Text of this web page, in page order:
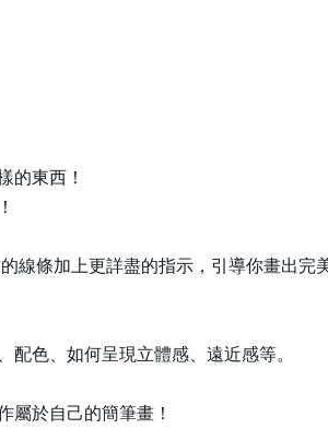
的東西！
線條加上更詳盡的指示，引導你畫出完
色、如何呈現立體感、遠近感等。
屬於自己的簡筆畫！